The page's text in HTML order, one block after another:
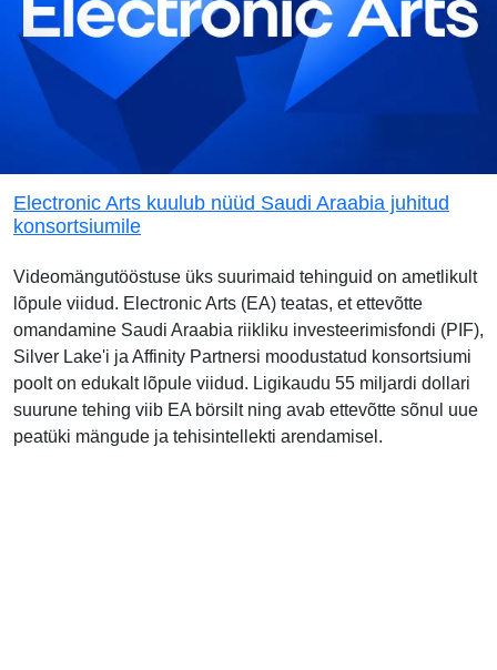
Electronic Arts kuulub nüüd Saudi Araabia juhitud
konsortsiumile
Videomängutööstuse üks suurimaid tehinguid on ametlikult
lõpule viidud. Electronic Arts (EA) teatas, et ettevõtte
omandamine Saudi Araabia riikliku investeerimisfondi (PIF),
Silver Lake'i ja Affinity Partnersi moodustatud konsortsiumi
poolt on edukalt lõpule viidud. Ligikaudu 55 miljardi dollari
suurune tehing viib EA börsilt ning avab ettevõtte sõnul uue
peatüki mängude ja tehisintellekti arendamisel.